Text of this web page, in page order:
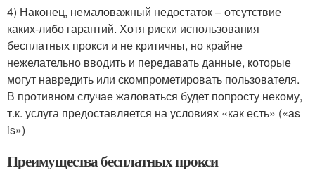
4) Наконец, немаловажный недостаток – отсутствие
каких-либо гарантий. Хотя риски использования
бесплатных прокси и не критичны, но крайне
нежелательно вводить и передавать данные, которые
могут навредить или скомпрометировать пользователя.
В противном случае жаловаться будет попросту некому,
т.к. услуга предоставляется на условиях «как есть» («as
is»)
Преимущества бесплатных прокси